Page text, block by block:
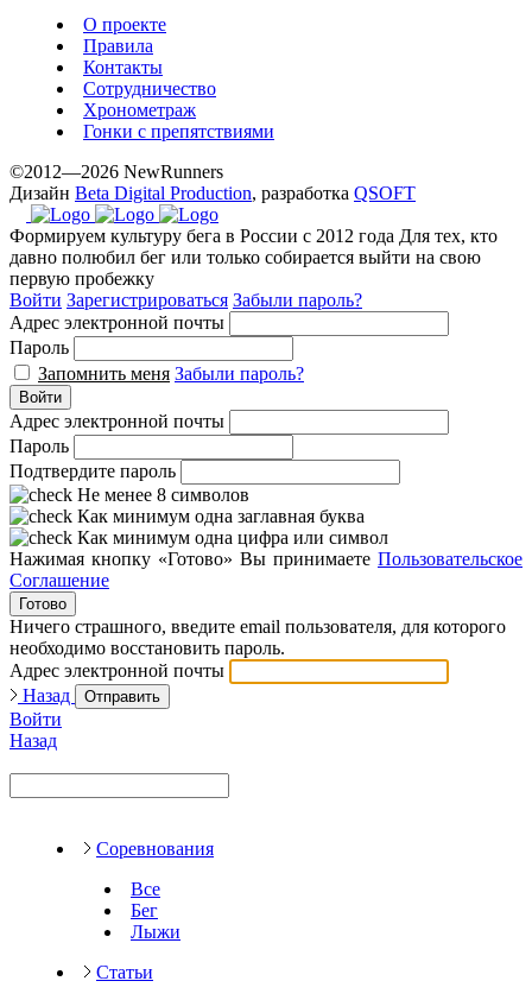
prices.
О проекте
Правила
Контакты
Сотрудничество
Хронометраж
Гонки с препятствиями
©2012—2026 NewRunners
Дизайн Beta Digital Production, разработка QSOFT
Формируем культуру бега в России с 2012 года Для тех, кто
давно полюбил бег или только собирается выйти на свою
первую пробежку
Войти Зарегистрироваться Забыли пароль?
Адрес электронной почты
Пароль
Запомнить меня Забыли пароль?
Войти
Адрес электронной почты
Пароль
Подтвердите пароль
Не менее 8 символов
Как минимум одна заглавная буква
Как минимум одна цифра или символ
Нажимая кнопку «Готово» Вы принимаете Пользовательское
Соглашение
Готово
Ничего страшного, введите email пользователя, для которого
необходимо восстановить пароль.
Адрес электронной почты
Назад
Отправить
Войти
Назад
Соревнования
Все
Бег
Лыжи
Статьи